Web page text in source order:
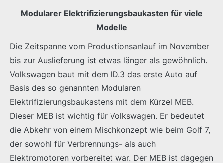
Modularer Elektrifizierungsbaukasten für viele
Modelle
Die Zeitspanne vom Produktionsanlauf im November
bis zur Auslieferung ist etwas länger als gewöhnlich.
Volkswagen baut mit dem ID.3 das erste Auto auf
Basis des so genannten Modularen
Elektrifizierungsbaukastens mit dem Kürzel MEB.
Dieser MEB ist wichtig für Volkswagen. Er bedeutet
die Abkehr von einem Mischkonzept wie beim Golf 7,
der sowohl für Verbrennungs- als auch
Elektromotoren vorbereitet war. Der MEB ist dagegen